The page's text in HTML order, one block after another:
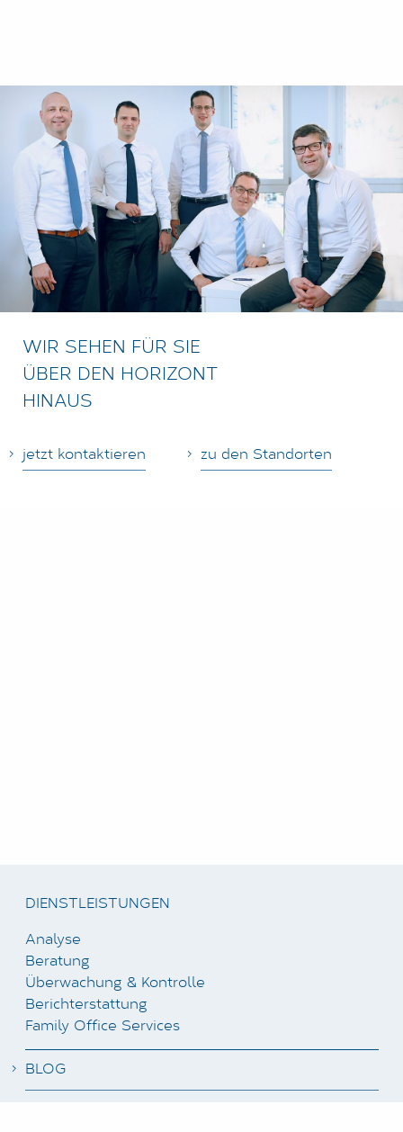
WIR SEHEN FÜR SIE
ÜBER DEN HORIZONT
HINAUS
jetzt kontaktieren zu den Standorten
DIENSTLEISTUNGEN
Analyse
Beratung
Überwachung & Kontrolle
Berichterstattung
Family Office Services
BLOG